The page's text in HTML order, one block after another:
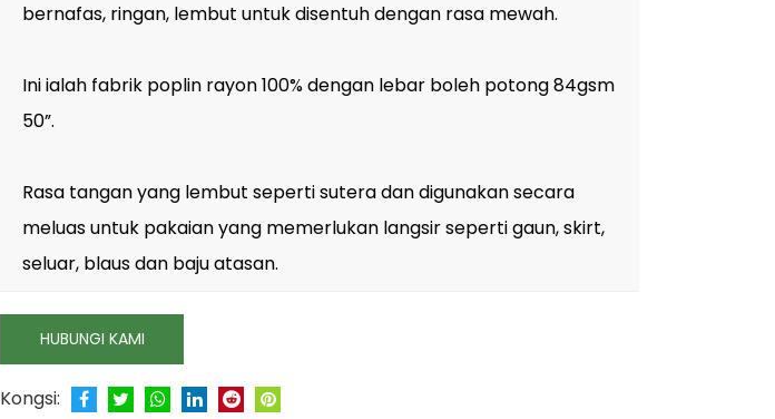
bernafas, ringan, lembut untuk disentuh dengan rasa mewah.
Ini ialah fabrik poplin rayon 100% dengan lebar boleh potong 84gsm
50”.
Rasa tangan yang lembut seperti sutera dan digunakan secara
meluas untuk pakaian yang memerlukan langsir seperti gaun, skirt,
seluar, blaus dan baju atasan.
HUBUNGI KAMI
Kongsi: